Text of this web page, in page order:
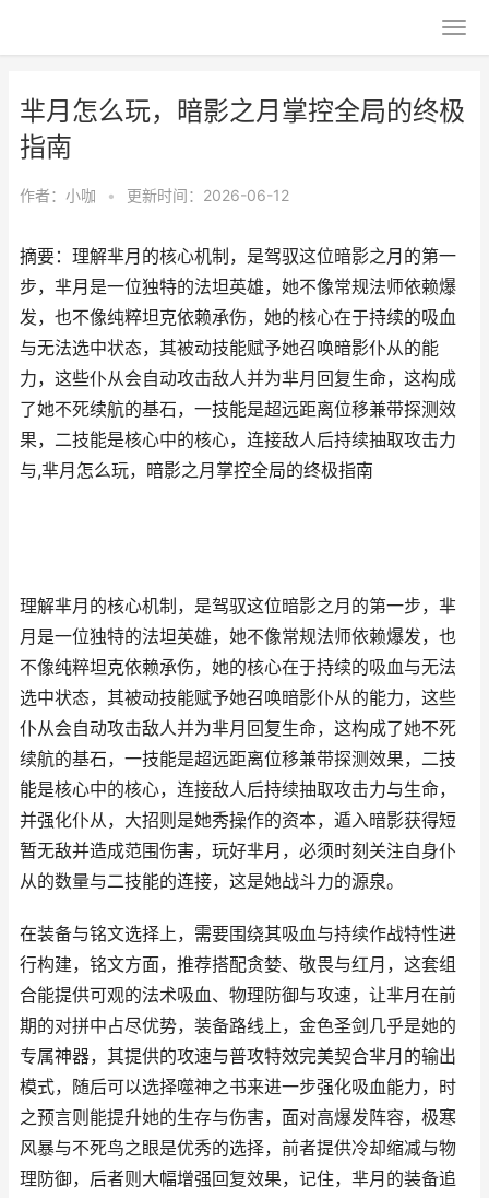
芈月怎么玩，暗影之月掌控全局的终极
指南
作者： 小咖 • 更新时间：2026-06-12
摘要：理解芈月的核心机制，是驾驭这位暗影之月的第一
步，芈月是一位独特的法坦英雄，她不像常规法师依赖爆
发，也不像纯粹坦克依赖承伤，她的核心在于持续的吸血
与无法选中状态，其被动技能赋予她召唤暗影仆从的能
力，这些仆从会自动攻击敌人并为芈月回复生命，这构成
了她不死续航的基石，一技能是超远距离位移兼带探测效
果，二技能是核心中的核心，连接敌人后持续抽取攻击力
与,芈月怎么玩，暗影之月掌控全局的终极指南
理解芈月的核心机制，是驾驭这位暗影之月的第一步，芈
月是一位独特的法坦英雄，她不像常规法师依赖爆发，也
不像纯粹坦克依赖承伤，她的核心在于持续的吸血与无法
选中状态，其被动技能赋予她召唤暗影仆从的能力，这些
仆从会自动攻击敌人并为芈月回复生命，这构成了她不死
续航的基石，一技能是超远距离位移兼带探测效果，二技
能是核心中的核心，连接敌人后持续抽取攻击力与生命，
并强化仆从，大招则是她秀操作的资本，遁入暗影获得短
暂无敌并造成范围伤害，玩好芈月，必须时刻关注自身仆
从的数量与二技能的连接，这是她战斗力的源泉。
在装备与铭文选择上，需要围绕其吸血与持续作战特性进
行构建，铭文方面，推荐搭配贪婪、敬畏与红月，这套组
合能提供可观的法术吸血、物理防御与攻速，让芈月在前
期的对拼中占尽优势，装备路线上，金色圣剑几乎是她的
专属神器，其提供的攻速与普攻特效完美契合芈月的输出
模式，随后可以选择噬神之书来进一步强化吸血能力，时
之预言则能提升她的生存与伤害，面对高爆发阵容，极寒
风暴与不死鸟之眼是优秀的选择，前者提供冷却缩减与物
理防御，后者则大幅增强回复效果，记住，芈月的装备追